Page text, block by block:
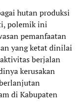
hutan produksi
polemik ini
pemanfaatan
yang ketat dinilai
berjalan
kerusakan
di Kabupaten